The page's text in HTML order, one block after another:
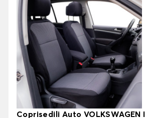
Coprisedili Auto VOLKSWAGEN